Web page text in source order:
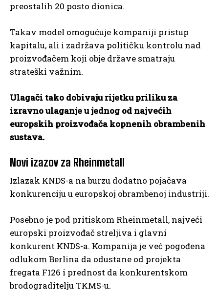
preostalih 20 posto dionica.
Takav model omogućuje kompaniji pristup
kapitalu, ali i zadržava političku kontrolu nad
proizvođačem koji obje države smatraju
strateški važnim.
Ulagači tako dobivaju rijetku priliku za
izravno ulaganje u jednog od najvećih
europskih proizvođača kopnenih obrambenih
sustava.
Novi izazov za Rheinmetall
Izlazak KNDS-a na burzu dodatno pojačava
konkurenciju u europskoj obrambenoj industriji.
Posebno je pod pritiskom Rheinmetall, najveći
europski proizvođač streljiva i glavni
konkurent KNDS-a. Kompanija je već pogođena
odlukom Berlina da odustane od projekta
fregata F126 i prednost da konkurentskom
brodograditelju TKMS-u.